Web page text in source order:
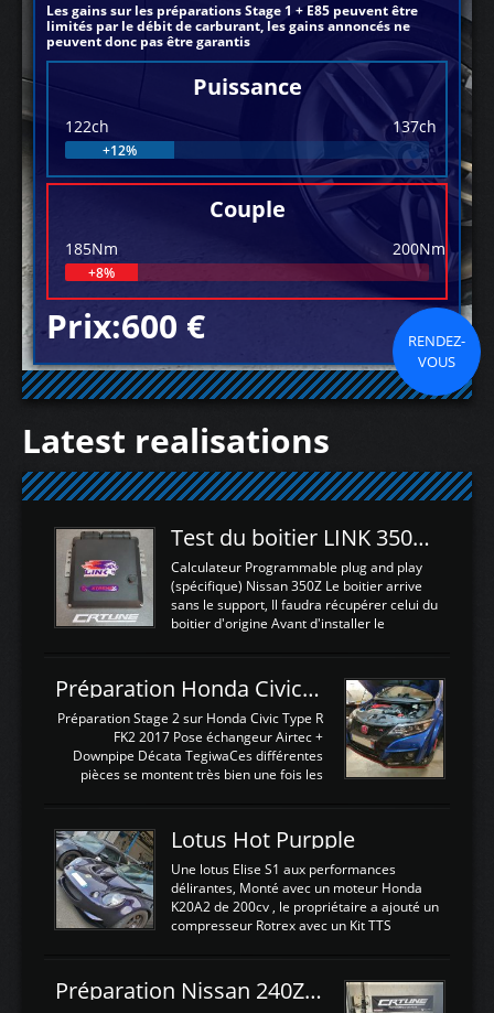
Les gains sur les préparations Stage 1 + E85 peuvent être
limités par le débit de carburant, les gains annoncés ne
peuvent donc pas être garantis
Puissance
122ch 137ch
+12%
Couple
185Nm 200Nm
+8%
Prix:600 €
RENDEZ-
VOUS
Latest realisations
Test du boitier LINK 350Z Plugin ECU
Calculateur Programmable plug and play
(spécifique) Nissan 350Z Le boitier arrive
sans le support, Il faudra récupérer celui du
boitier d'origine Avant d'installer le
d'envoyer l'information de la large bande
dans le boitier. sydney sweeney deepfake
La sortie 0-5V de l'afr sera connectée sur
l'entrée AN Volt 8 et GndAN pour
Analogique, et Volt car l'information est une
tension (Pas une résistance variable d'un
est temps de brancher le ...
Préparation Honda Civic Type R FK2
Préparation Stage 2 sur Honda Civic Type R
FK2 2017 Pose échangeur Airtec +
Downpipe Décata TegiwaCes différentes
pièces se montent très bien une fois les
légere découpe du plastique inferieur,
negénant en rien la structure ou le
fonctionnement du fond plat. Une
reprogrammation Stage 2 est faite sur le
calculateur d'origine. Une alternative
économique au passage sur Hondata
d'origine 310cv et 400Nn , Une fois
reprogrammé et les ...
Lotus Hot Purpple
Une lotus Elise S1 aux performances
délirantes, Monté avec un moteur Honda
K20A2 de 200cv , le propriétaire a ajouté un
compresseur Rotrex avec un Kit TTS
d'augmenter la puissance de son moteur:
un watercooler a été ajouté. 300Cv sans
Préparation Nissan 240Z SR20DET